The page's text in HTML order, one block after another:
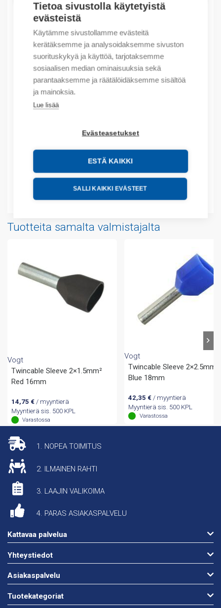
Tietoa sivustolla käytetyistä
evästeistä
Käytämme sivustollamme evästeitä
kerätäksemme ja analysoidaksemme sivuston
suorituskykyä ja käyttöä, tarjotaksemme
sosiaalisen median ominaisuuksia sekä
parantaaksemme ja räätälöidäksemme sisältöä
ja mainoksia.
Lue lisää
Evästeasetukset
ESTÄ KAIKKI
SALLI KAIKKI EVÄSTEET
Tuotekoodit
Tilauskoodi: 460912
Product order number: 460912
Valmistajan tuotenumero: 460912
Tuotteen tullikoodi: 85389099
Lisätiedot
Tekniset tiedot
Tuotteita samalta valmistajalta
Vogt
Twincable Sleeve 2×1.5mm²
Red 16mm
14,75 €/ myyntierä
Myyntierä sis. 500 KPL
Varastossa
Vogt
Twincable Sleeve 2×2.5mm²
Blue 18mm
42,35 € / myyntierä
Myyntierä sis. 500 KPL
Varastossa
1. NOPEA TOIMITUS
2. ILMAINEN RAHTI
3. LAAJIN VALIKOIMA
4. PARAS ASIAKASPALVELU
Kattavaa palvelua
Yhteystiedot
Asiakaspalvelu
Tuotekategoriat